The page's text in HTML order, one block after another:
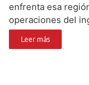
enfrenta esa
operaciones del
Leer más